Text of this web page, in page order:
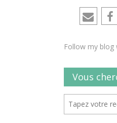
Follow my blog
Vous